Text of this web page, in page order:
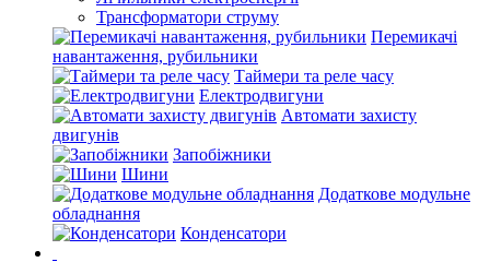
Трансформатори струму
Перемикачі
навантаження, рубильники
Таймери та реле часу
Електродвигуни
Автомати захисту
двигунів
Запобіжники
Шини
Додаткове модульне
обладнання
Конденсатори